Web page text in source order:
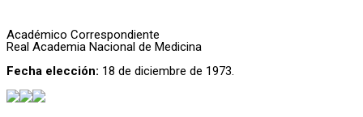
Académico Correspondiente
Real Academia Nacional de Medicina
Fecha elección: 18 de diciembre de 1973.